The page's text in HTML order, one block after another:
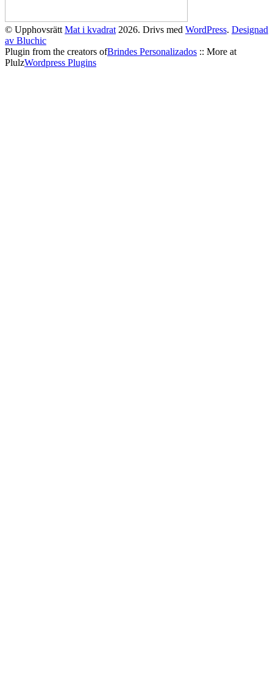
© Upphovsrätt Mat i kvadrat 2026. Drivs med WordPress. Designad
av Bluchic
Plugin from the creators ofBrindes Personalizados :: More at
PlulzWordpress Plugins